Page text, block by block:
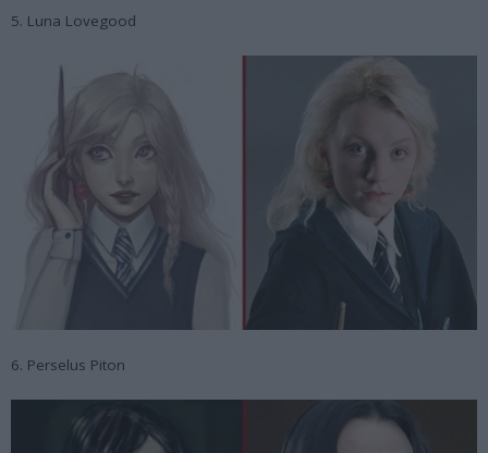
5. Luna Lovegood
6. Perselus Piton